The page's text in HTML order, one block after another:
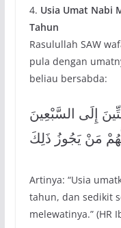
4. Usia Umat Nabi
Tahun
Rasulullah SAW
pula dengan
beliau bersabda:
إِلَى السَّبْعِينَ
مَنْ يَجُوزُ ذَلِكَ
Artinya: “Usia
tahun, dan sedikit
melewatinya.” (HR